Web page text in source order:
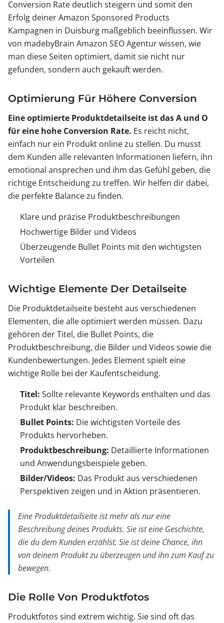
Conversion Rate deutlich steigern und somit den
Erfolg deiner Amazon Sponsored Products
Kampagnen in Duisburg maßgeblich beeinflussen. Wir
von madebyBrain Amazon SEO Agentur wissen, wie
man diese Seiten optimiert, damit sie nicht nur
gefunden, sondern auch gekauft werden.
Optimierung Für Höhere Conversion
Eine optimierte Produktdetailseite ist das A und O
für eine hohe Conversion Rate. Es reicht nicht,
einfach nur ein Produkt online zu stellen. Du musst
dem Kunden alle relevanten Informationen liefern, ihn
emotional ansprechen und ihm das Gefühl geben, die
richtige Entscheidung zu treffen. Wir helfen dir dabei,
die perfekte Balance zu finden.
Klare und präzise Produktbeschreibungen
Hochwertige Bilder und Videos
Überzeugende Bullet Points mit den wichtigsten
Vorteilen
Wichtige Elemente Der Detailseite
Die Produktdetailseite besteht aus verschiedenen
Elementen, die alle optimiert werden müssen. Dazu
gehören der Titel, die Bullet Points, die
Produktbeschreibung, die Bilder und Videos sowie die
Kundenbewertungen. Jedes Element spielt eine
wichtige Rolle bei der Kaufentscheidung.
Titel: Sollte relevante Keywords enthalten und das
Produkt klar beschreiben.
Bullet Points: Die wichtigsten Vorteile des
Produkts hervorheben.
Produktbeschreibung: Detaillierte Informationen
und Anwendungsbeispiele geben.
Bilder/Videos: Das Produkt aus verschiedenen
Perspektiven zeigen und in Aktion präsentieren.
Eine Produktdetailseite ist mehr als nur eine
Beschreibung deines Produkts. Sie ist eine Geschichte,
die du dem Kunden erzählst. Sie ist deine Chance, ihn
von deinem Produkt zu überzeugen und ihn zum Kauf zu
bewegen.
Die Rolle Von Produktfotos
Produktfotos sind extrem wichtig. Sie sind oft das